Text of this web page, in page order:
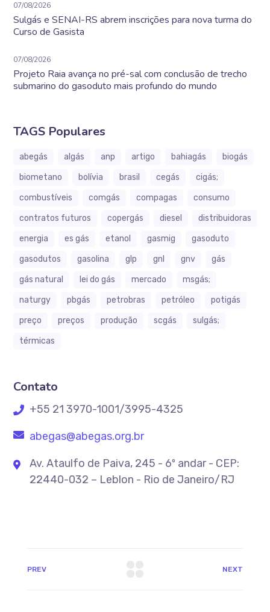
07/08/2026
Sulgás e SENAI-RS abrem inscrições para nova turma do
Curso de Gasista
07/08/2026
Projeto Raia avança no pré-sal com conclusão de trecho
submarino do gasoduto mais profundo do mundo
TAGS Populares
abegás algás anp artigo bahiagás
biogás
biometano
bolívia brasil cegás
cigás;
combustíveis
comgás compagas
consumo
contratos futuros
copergás diesel
distribuidoras
energia
es gás etanol gasmig
gasoduto
gasodutos
gasolina glp gnl gnv
gás
gás natural
lei do gás mercado
msgás;
naturgy
pbgás petrobras petróleo
potigás
preço
preços produção scgás
sulgás;
térmicas
Contato
+55 21 3970-1001/3995-4325
abegas@abegas.org.br
Av. Ataulfo de Paiva, 245 - 6º andar - CEP:
22440-032 – Leblon - Rio de Janeiro/RJ
PREV NEXT